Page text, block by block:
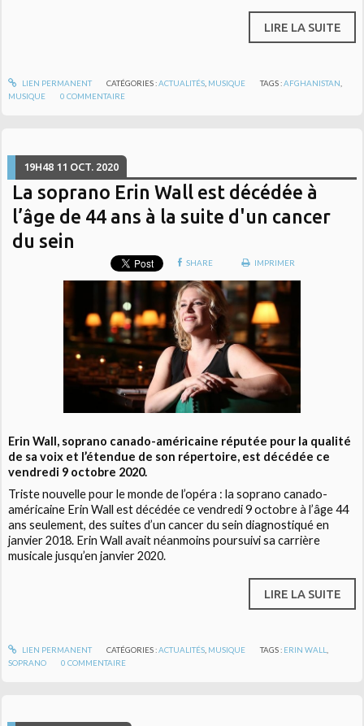
LIRE LA SUITE
LIEN PERMANENT CATÉGORIES :ACTUALITÉS, MUSIQUE TAGS :AFGHANISTAN
MUSIQUE
0 COMMENTAIRE
19H48 11 OCT. 2020
La soprano Erin Wall est décédée à
l’âge de 44 ans à la suite d'un cancer
du sein
SHARE IMPRIMER
Erin Wall, soprano canado-américaine réputée pour la qualité
de sa voix et l’étendue de son répertoire, est décédée ce
vendredi 9 octobre 2020.
Triste nouvelle pour le monde de l’opéra : la soprano canado-
américaine Erin Wall est décédée ce vendredi 9 octobre à l’âge 44
ans seulement, des suites d’un cancer du sein diagnostiqué en
janvier 2018. Erin Wall avait néanmoins poursuivi sa carrière
musicale jusqu’en janvier 2020.
LIRE LA SUITE
LIEN PERMANENT CATÉGORIES :ACTUALITÉS, MUSIQUE TAGS : ERIN WALL
SOPRANO
0 COMMENTAIRE